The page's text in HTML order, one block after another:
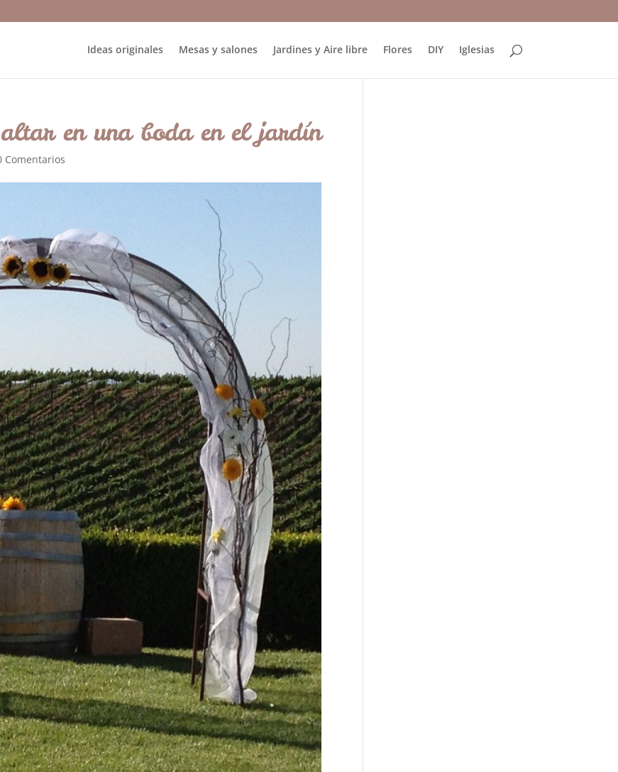
Ideas originales Mesas y salones Jardines y Aire libre Flores DIY Iglesias
en una boda en el jardín
Comentarios